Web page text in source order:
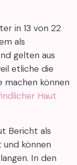
in 13 von 22
als
gelten aus
etliche die
machen können
Haut
Bericht als
können
In den